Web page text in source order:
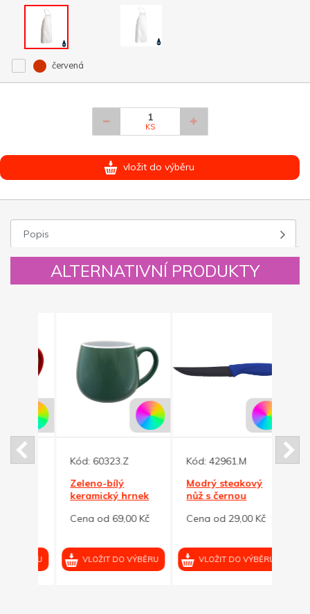
červená
KS
vložit do výběru
Popis
ALTERNATIVNÍ PRODUKTY
Kód:60323.Z
Zeleno-bílý
keramický hrnek
Cena od 69,00 Kč
VLOŽIT DO VÝBĚRU
Kód:42961.M
Modrý steakový
nůž s černou
Cena od 29,00 Kč
VLOŽIT DO VÝBĚRU
Kód: